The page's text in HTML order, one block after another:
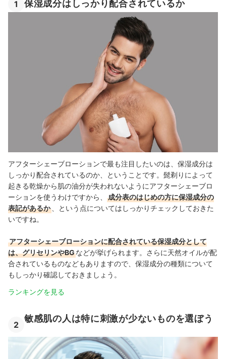
1 保湿成分はしっかり配合されているか
アフターシェーブローションで最も注目したいのは、保湿成分は
しっかり配合されているのか、ということです。髭剃りによって
起きる乾燥から肌の油分が失われないようにアフターシェーブロ
ーションを使うわけですから、
成分表のはじめの方に保湿成分の
表記があるか
、という点についてはしっかりチェックしておきた
いですね。
アフターシェーブローションに配合されている保湿成分として
は、グリセリンやBGなどが挙げられます。さらに天然オイルが配
合されているものなどもありますので、保湿成分の種類について
もしっかり確認しておきましょう。
ランキングを見る
2
敏感肌の人は特に刺激が少ないものを選ぼう